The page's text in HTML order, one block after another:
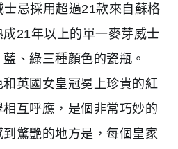
忌採用超過21款來自蘇格
21年以上的單一麥芽威士
、綠三種顏色的瓷瓶。
英國女皇冠冕上珍貴的紅
互呼應，是個非常巧妙的
驚艷的地方是，每個皇家